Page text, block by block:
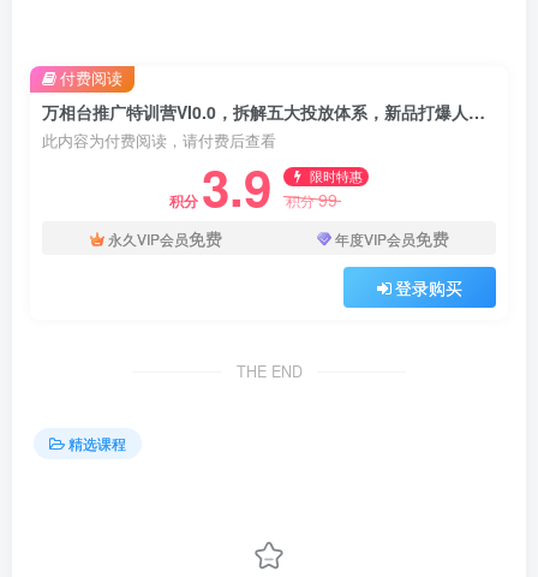
万相台推广特训营VI0.0，拆解五大投放体系，新品打爆人群截流实操，控预算稳步拉高店铺投产
此内容为付费阅读，请付费后查看
积分 3.9 限时特惠
积分99
永久VIP会员免费 年度VIP会员免费
登录购买
付费阅读
THE END
精选课程